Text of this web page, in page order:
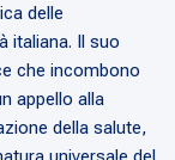
delle
italiana. Il suo
che incombono
appello alla
della salute,